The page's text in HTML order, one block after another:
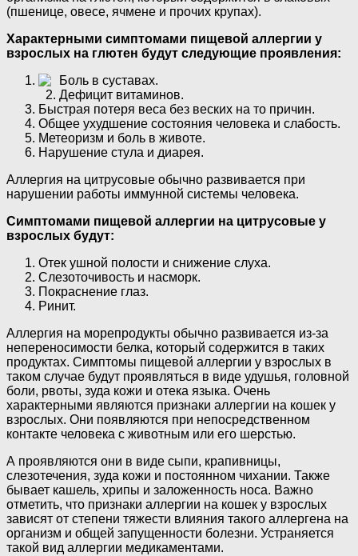
(пшенице, овесе, ячмене и прочих крупах).
Характерными симптомами пищевой аллергии у
взрослых на глютен будут следующие проявления:
Боль в суставах.
Дефицит витаминов.
Быстрая потеря веса без веских на то причин.
Общее ухудшение состояния человека и слабость.
Метеоризм и боль в животе.
Нарушение стула и диарея.
Аллергия на цитрусовые обычно развивается при
нарушении работы иммунной системы человека.
Симптомами пищевой аллергии на цитрусовые у
взрослых будут:
Отек ушной полости и снижение слуха.
Слезоточивость и насморк.
Покраснение глаз.
Ринит.
Аллергия на морепродукты обычно развивается из-за
непереносимости белка, который содержится в таких
продуктах. Симптомы пищевой аллергии у взрослых в
таком случае будут проявляться в виде удушья, головной
боли, рвоты, зуда кожи и отека языка. Очень
характерными являются признаки аллергии на кошек у
взрослых. Они появляются при непосредственном
контакте человека с животным или его шерстью.
А проявляются они в виде сыпи, крапивницы,
слезотечения, зуда кожи и постоянном чихании. Также
бывает кашель, хрипы и заложенность носа. Важно
отметить, что признаки аллергии на кошек у взрослых
зависят от степени тяжести влияния такого аллергена на
организм и общей запущенности болезни. Устраняется
такой вид аллергии медикаментами.